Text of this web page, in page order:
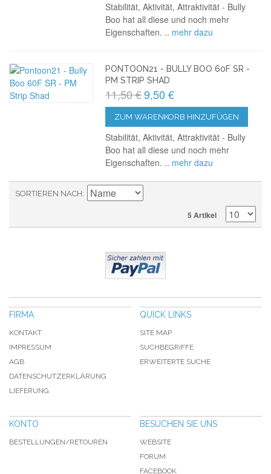
Stabilität, Aktivität, Attraktivität - Bully
Boo hat all diese und noch mehr
Eigenschaften. .. mehr dazu
PONTOON21 - BULLY BOO 60F SR -
PM STRIP SHAD
11,50 €9,50 €
ZUM WARENKORB HINZUFÜGEN
Stabilität, Aktivität, Attraktivität - Bully
Boo hat all diese und noch mehr
Eigenschaften. .. mehr dazu
SORTIEREN NACH
5 Artikel
FIRMA
KONTAKT
IMPRESSUM
AGB
DATENSCHUTZERKLÄRUNG
LIEFERUNG
QUICK LINKS
SITE MAP
SUCHBEGRIFFE
ERWEITERTE SUCHE
KONTO
BESTELLUNGEN/RETOUREN
BESUCHEN SIE UNS
WEBSITE
FORUM
FACEBOOK